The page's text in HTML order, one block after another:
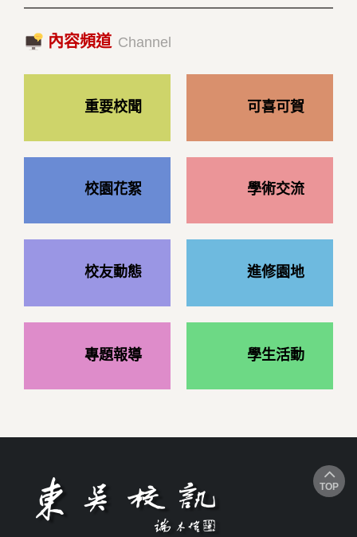
2023/10/18|推薦閱讀
內容頻道 Channel
重要校聞 可喜可賀
校園花絮 學術交流
校友動態 進修園地
專題報導 學生活動
TOP